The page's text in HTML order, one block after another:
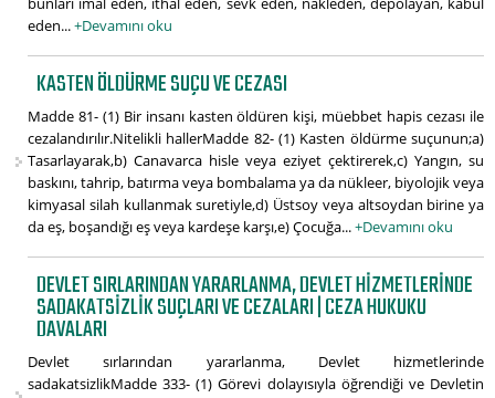
eden...+Devamını oku
KASTEN ÖLDÜRME SUÇU VE CEZASI
Madde 81- (1) Bir insanı kasten öldüren kişi, müebbet hapis cezası ile
cezalandırılır.Nitelikli hallerMadde 82- (1) Kasten öldürme suçunun;a)
Tasarlayarak,b) Canavarca hisle veya eziyet çektirerek,c) Yangın, su
baskını, tahrip, batırma veya bombalama ya da nükleer, biyolojik veya
kimyasal silah kullanmak suretiyle,d) Üstsoy veya altsoydan birine ya
da eş, boşandığı eş veya kardeşe karşı,e) Çocuğa...+Devamını oku
DEVLET SIRLARINDAN YARARLANMA, DEVLET HIZMETLERINDE
SADAKATSIZLIK SUÇLARI VE CEZALARI | CEZA HUKUKU
DAVALARI
Devlet sırlarından yararlanma, Devlet hizmetlerinde
sadakatsizlikMadde 333- (1) Görevi dolayısıyla öğrendiği ve Devletin